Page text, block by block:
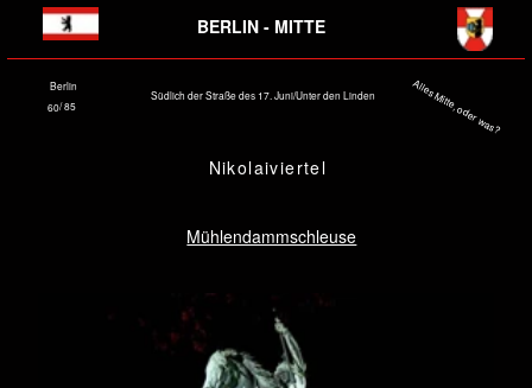
BERLIN - MITTE
Berlin
Mühlendammschleuse